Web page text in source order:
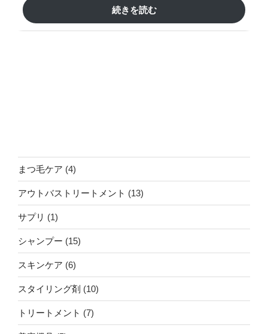
続きを読む
まつ毛ケア 44
個
の
アウトバストリートメント 1313
個
サプリ 11
個
商
シャンプー 1515
個
商
スキンケア 66
個
の
商
スタイリング剤 1010
個
トリートメント 77
個